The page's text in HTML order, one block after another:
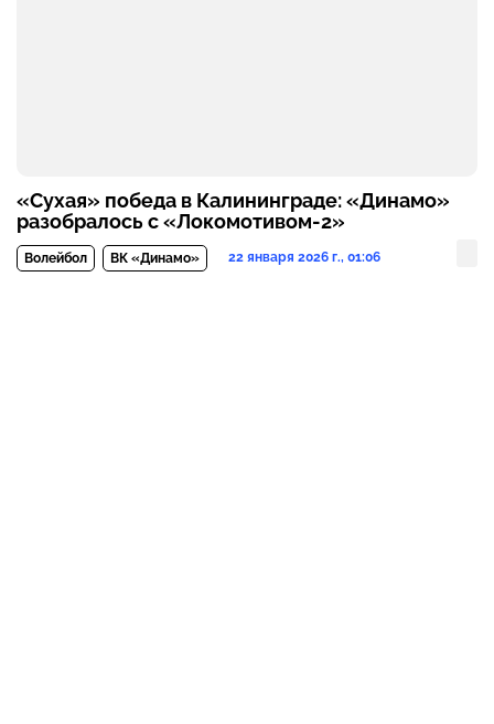
«Сухая» победа в Калининграде: «Динамо»
разобралось с «Локомотивом-2»
Волейбол ВК «Динамо» 22 января 2026 г., 01:06